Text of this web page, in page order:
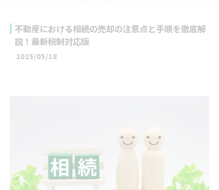
不動産における相続の売却の注意点と手順を徹底解
説！最新税制対応版
2025/05/18